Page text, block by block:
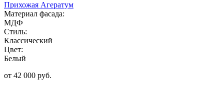
Прихожая Агератум
Материал фасада:
МДФ
Стиль:
Классический
Цвет:
Белый
от 42 000 руб.